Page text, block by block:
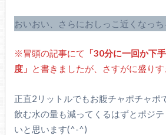
おいおい、さらにおしっこ近くなっち
※冒頭の記事にて 「30分に一回か下
度」 と書きましたが、さすがに盛り
正直2リットルでもお腹チャポチャポ
飲む水の量も減ってくるはずとポジ
いと思います(^-^)